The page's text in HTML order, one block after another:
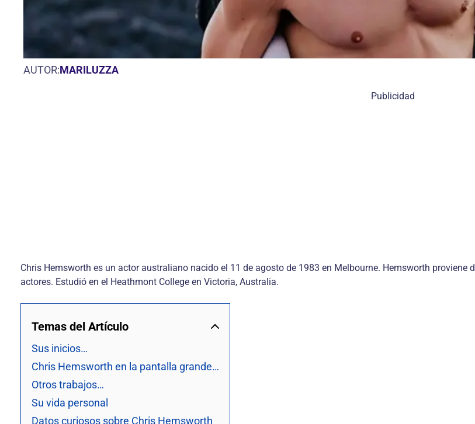
AUTOR:MARILUZZA
Publicidad
Chris Hemsworth es un actor australiano nacido el 11 de agosto de 1983 en Melbourne. Hemsworth
actores. Estudió en el Heathmont College en Victoria, Australia.
Temas del Artículo
Sus inicios…
Chris Hemsworth en la pantalla grande…
Otros trabajos…
Su vida personal
Datos curiosos sobre Chris Hemsworth